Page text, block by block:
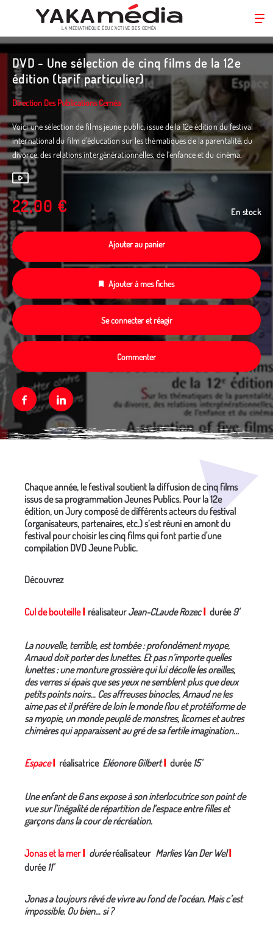
Aller
contenu
principal
LA MÉDIATHÈQUE ÉDUC’ACTIVE DES CEMÉA
DVD - Une sélection de cinq films de la 12e
édition (tarif particulier)
Direction Des Publications Ceméa
Voici une sélection de films jeune public, issue de la 12e édition du festival
international du film d'éducation sur les thématiques de la parentalité, du
divorce, des relations intergénérationnelles, de l’enfance et du cinéma.
22,00 € En stock
Ajouter au panier
Ajouter à mes fiches
Se connecter et réagir
Commenter
FacebookLinkedin
Chaque année, le festival soutient la diffusion de cinq films
issus de sa programmation Jeunes Publics. Pour la 12e
édition, un Jury composé de différents acteurs du festival
(organisateurs, partenaires, etc.) s’est réuni en amont du
festival pour choisir les cinq films qui font partie d'une
compilation DVD Jeune Public.
Découvrez
Cul de bouteille réalisateurJean-CLaude Rozec durée9'
La nouvelle, terrible, est tombée : profondément myope,
Arnaud doit porter des lunettes. Et pas n’importe quelles
lunettes : une monture grossière qui lui décolle les oreilles,
des verres si épais que ses yeux ne semblent plus que deux
petits points noirs… Ces affreuses binocles, Arnaud ne les
aime pas et il préfère de loin le monde flou et protéiforme de
sa myopie, un monde peuplé de monstres, licornes et autres
chimères qui apparaissent au gré de sa fertile imagination...
Espace réalisatrice Eléonore Gilbert durée15'
Une enfant de 6 ans expose à son interlocutrice son point de
vue sur l’inégalité de répartition de l’espace entre filles et
garçons dans la cour de récréation.
Jonas et la mer duréeréalisateur Marlies Van Der Wel
durée11'
Jonas a toujours rêvé de vivre au fond de l’océan. Mais c’est
impossible. Ou bien… si ?